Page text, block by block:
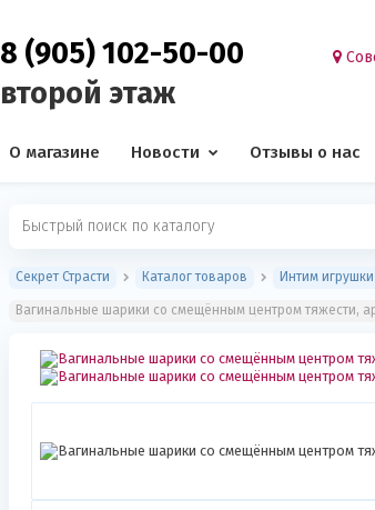
8 (905) 102-50-00
второй этаж
О магазине Новости Отзывы о нас
Секрет Страсти Каталог товаров Интим
Вагинальные шарики со смещённым центром тяжести,